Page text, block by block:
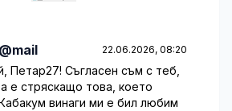
22.06.2026, 08:20
Петар27! Съгласен съм с теб,
е стряскащо това, което
винаги ми е бил любим